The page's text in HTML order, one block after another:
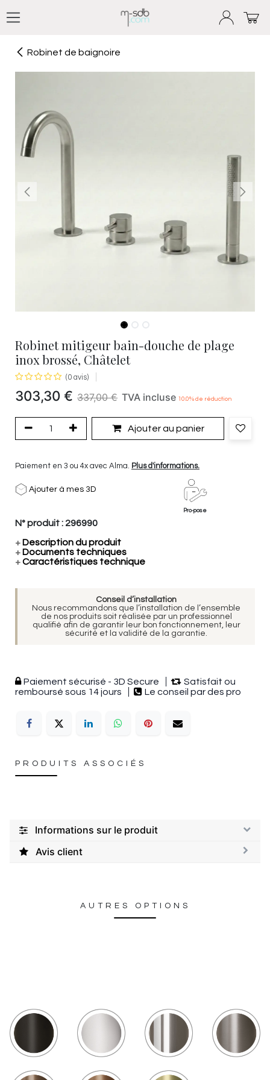
Robinet de baignoire
Robinet mitigeur bain-douche de plage
inox brossé, Châtelet
(0 avis)
303,30 € 337,00€ TVA incluse 10.0% de réduction
Ajouter au panier
Paiement en 3 ou 4x avec Alma. Plus d'informations.
Ajouter à mes 3D
Pro-pose
N° produit : 296990
+ Description du produit
+ Documents techniques
+Caractéristiques technique
Conseil d’installation
Nous recommandons que l’installation de l’ensemble
de nos produits soit réalisée par un professionnel
qualifié afin de garantir leur bon fonctionnement, leur
sécurité et la validité de la garantie.
Paiement sécurisé - 3D Secure
Satisfait ou
remboursé sous 14 jours
Le conseil par des pro
PRODUITS ASSOCIÉS
Informations sur le produit
Avis client
AUTRES OPTIONS